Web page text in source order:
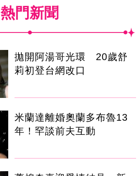
熱門新聞
拋開阿湯哥光環 20歲舒
莉初登台網改口
米蘭達離婚奧蘭多布魯13
年！罕談前夫互動